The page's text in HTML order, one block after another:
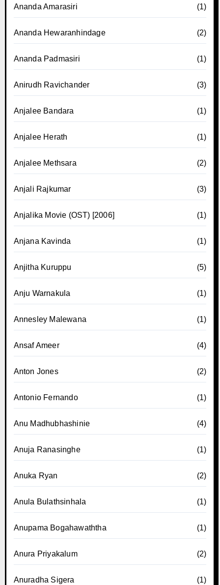
Ananda Amarasiri (1)
Ananda Hewaranhindage (2)
Ananda Padmasiri (1)
Anirudh Ravichander (3)
Anjalee Bandara (1)
Anjalee Herath (1)
Anjalee Methsara (2)
Anjali Rajkumar (3)
Anjalika Movie (OST) [2006] (1)
Anjana Kavinda (1)
Anjitha Kuruppu (5)
Anju Warnakula (1)
Annesley Malewana (1)
Ansaf Ameer (4)
Anton Jones (2)
Antonio Fernando (1)
Anu Madhubhashinie (4)
Anuja Ranasinghe (1)
Anuka Ryan (2)
Anula Bulathsinhala (1)
Anupama Bogahawaththa (1)
Anura Priyakalum (2)
Anuradha Sigera (1)